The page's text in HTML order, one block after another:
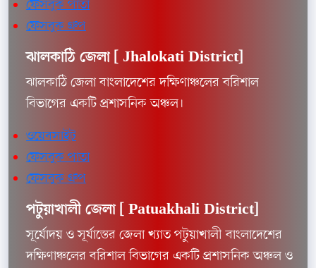
ফেসবুক পাতা
ফেসবুক গ্রুপ
ঝালকাঠি জেলা [ Jhalokati District]
ঝালকাঠি জেলা বাংলাদেশের দক্ষিণাঞ্চলের বরিশাল
বিভাগের একটি প্রশাসনিক অঞ্চল।
ওয়েবসাইট
ফেসবুক পাতা
ফেসবুক গ্রুপ
পটুয়াখালী জেলা [ Patuakhali District]
সূর্যোদয় ও সূর্যাস্তের জেলা খ্যাত পটুয়াখালী বাংলাদেশের
দক্ষিণাঞ্চলের বরিশাল বিভাগের একটি প্রশাসনিক অঞ্চল ও